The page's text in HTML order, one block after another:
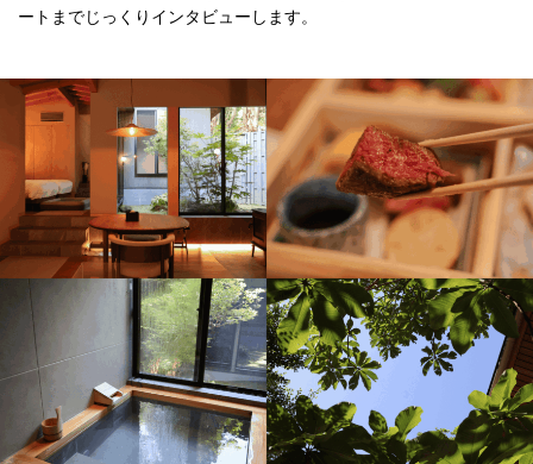
ートまでじっくりインタビューします。